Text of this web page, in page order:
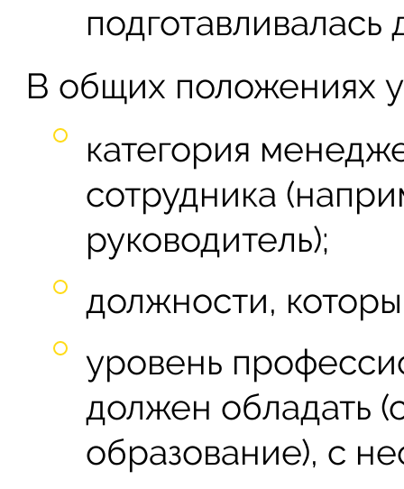
В общих положениях
категория
сотрудника
руководитель);
должности,
уровень
должен обладать
образование), с